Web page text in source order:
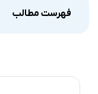
فهرست مطالب